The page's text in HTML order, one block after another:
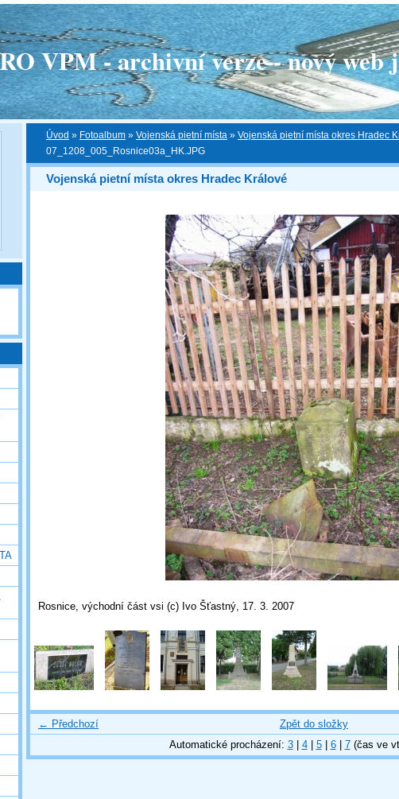
VPM - archivní verze - nový web
Úvod » Fotoalbum » Vojenská pietní místa » Vojenská pietní místa okres Hradec
07_1208_005_Rosnice03a_HK.JPG
Vojenská pietní místa okres Hradec Králové
Rosnice, východní část vsi (c) Ivo Šťastný, 17. 3. 2007
← Předchozí
Zpět do složky
Automatické procházení: 3| 4| 5| 6| 7(čas ve